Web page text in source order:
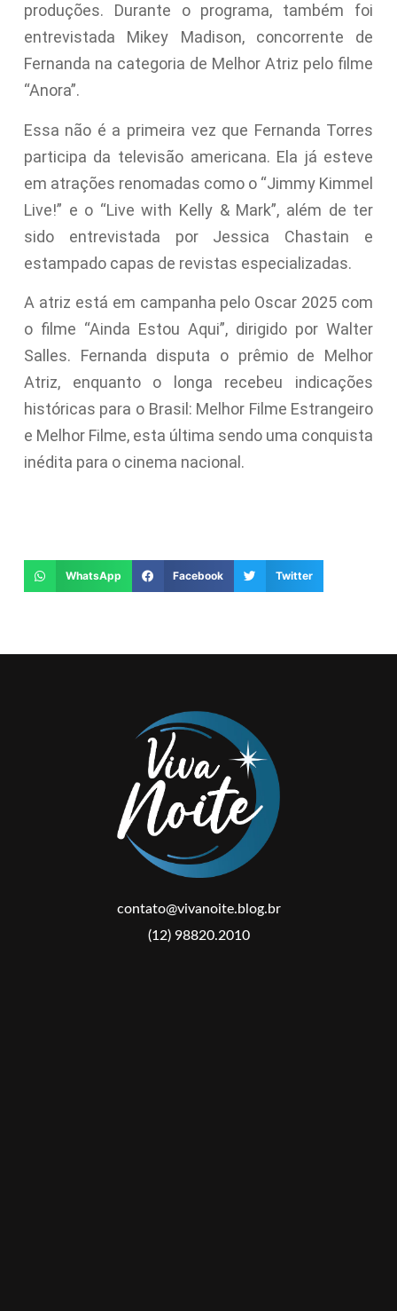
produções. Durante o programa, também foi
entrevistada Mikey Madison, concorrente de
Fernanda na categoria de Melhor Atriz pelo filme
“Anora”.
Essa não é a primeira vez que Fernanda Torres
participa da televisão americana. Ela já esteve
em atrações renomadas como o “Jimmy Kimmel
Live!” e o “Live with Kelly & Mark”, além de ter
sido entrevistada por Jessica Chastain e
estampado capas de revistas especializadas.
A atriz está em campanha pelo Oscar 2025 com
o filme “Ainda Estou Aqui”, dirigido por Walter
Salles. Fernanda disputa o prêmio de Melhor
Atriz, enquanto o longa recebeu indicações
históricas para o Brasil: Melhor Filme Estrangeiro
e Melhor Filme, esta última sendo uma conquista
inédita para o cinema nacional.
WhatsApp Facebook Twitter
contato@vivanoite.blog.br
(12) 98820.2010